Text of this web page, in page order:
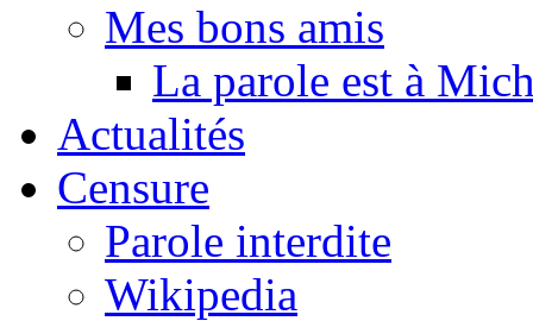
Mes bons amis
La parole est à
Actualités
Censure
Parole interdite
Wikipedia